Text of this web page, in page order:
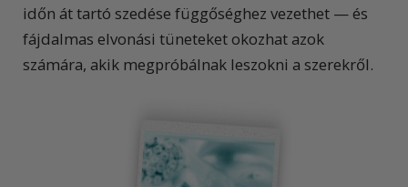
időn át tartó szedése függőséghez vezethet — és
fájdalmas elvonási tüneteket okozhat azok
számára, akik megpróbálnak leszokni a szerekről.